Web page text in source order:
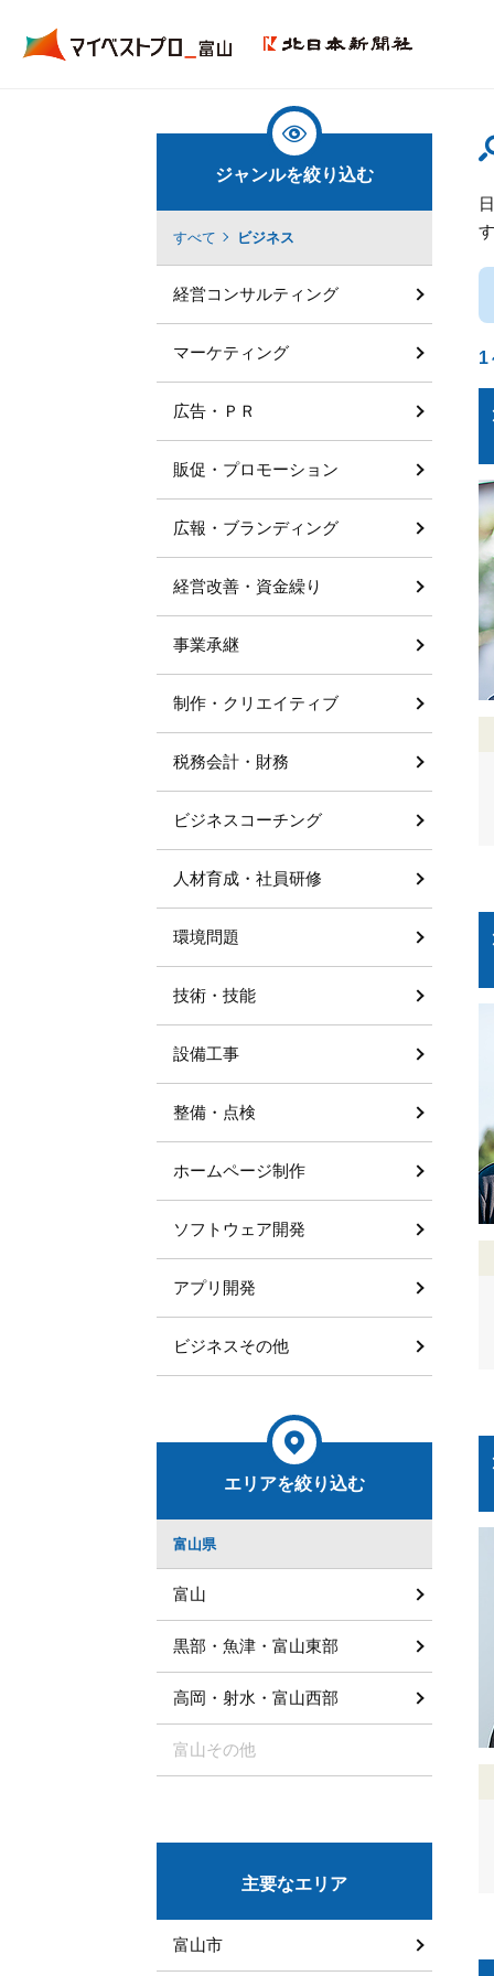
1
ジャンルを絞り込む
すべて ビジネス
経営コンサルティング
マーケティング
広告・ＰＲ
販促・プロモーション
広報・ブランディング
経営改善・資金繰り
事業承継
制作・クリエイティブ
税務会計・財務
ビジネスコーチング
人材育成・社員研修
環境問題
技術・技能
設備工事
整備・点検
ホームページ制作
ソフトウェア開発
アプリ開発
ビジネスその他
エリアを絞り込む
富山県
富山
黒部・魚津・富山東部
高岡・射水・富山西部
富山その他
主要なエリア
富山市